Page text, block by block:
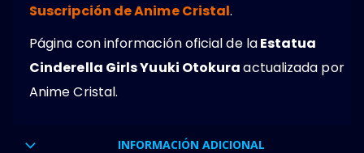
Suscripción de Anime Cristal.
Página con información oficial de laEstatua
Cinderella Girls Yuuki Otokuraactualizada por
Anime Cristal.
INFORMACIÓN ADICIONAL